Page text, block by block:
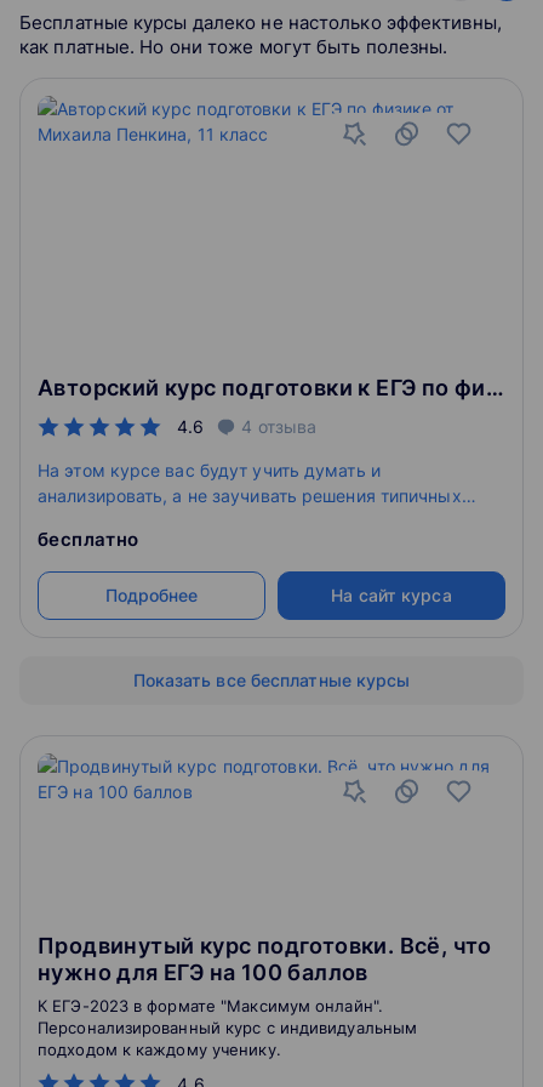
Бесплатные курсы далеко не настолько эффективны,
как платные. Но они тоже могут быть полезны.
Авторский курс подготовки к ЕГЭ по физике от Михаила Пенкина, 11 класс
4.6 4 отзыва
На этом курсе вас будут учить думать и
анализировать, а не заучивать решения типичных
бесплатно
Подробнее На сайт курса
Показать все бесплатные курсы
Продвинутый курс подготовки. Всё, что
нужно для ЕГЭ на 100 баллов
К ЕГЭ-2023 в формате "Максимум онлайн".
Персонализированный курс с индивидуальным
подходом к каждому ученику.